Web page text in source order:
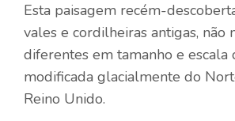
Esta paisagem recém-
vales e cordilheiras antigas, não
diferentes em tamanho e escala
modificada glacialmente do
Reino Unido.